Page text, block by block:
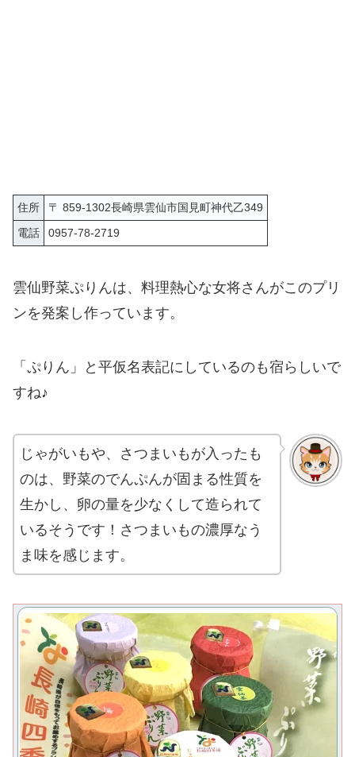
住所
〒 859-1302長崎県雲仙市国見町神代乙349
電話
0957-78-2719
雲仙野菜ぷりんは、料理熱心な女将さんがこのプリ
ンを発案し作っています。
「ぷりん」と平仮名表記にしているのも宿らしいで
すね♪
じゃがいもや、さつまいもが入ったも
のは、野菜のでんぷんが固まる性質を
生かし、卵の量を少なくして造られて
いるそうです！さつまいもの濃厚なう
ま味を感じます。